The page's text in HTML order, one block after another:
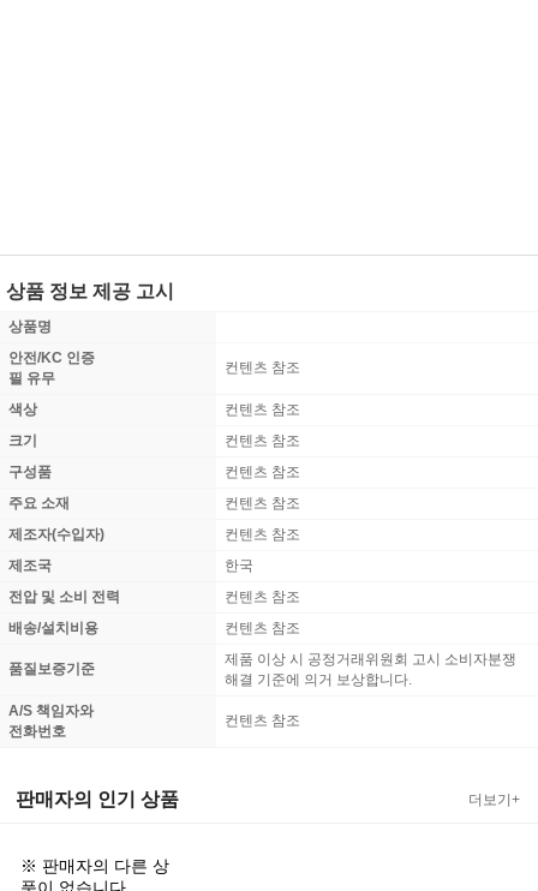
상품 정보 제공 고시
상품명
안전/KC 인증
필 유무
컨텐츠 참조
색상
컨텐츠 참조
크기
컨텐츠 참조
구성품
컨텐츠 참조
주요 소재
컨텐츠 참조
제조자(수입자)
컨텐츠 참조
제조국
한국
전압 및 소비 전력
컨텐츠 참조
배송/설치비용
컨텐츠 참조
품질보증기준
제품 이상 시 공정거래위원회 고시 소비자분쟁
해결 기준에 의거 보상합니다.
A/S 책임자와
전화번호
컨텐츠 참조
판매자의 인기 상품 더보기+
※ 판매자의 다른 상